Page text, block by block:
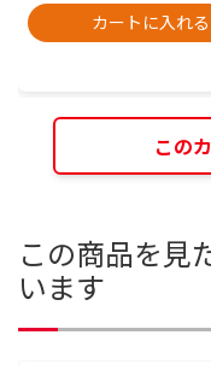
カートに入れる
この
この商品を見
います